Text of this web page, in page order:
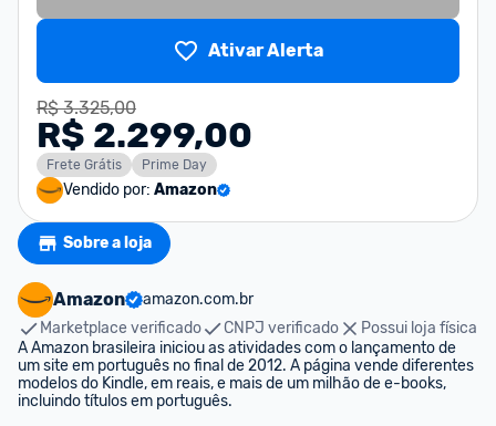
Ativar Alerta
R$ 3.325,00
R$ 2.299,00
Frete Grátis Prime Day
Vendido por: Amazon
Sobre a loja
Amazon
amazon.com.br
Marketplace verificado
CNPJ verificado
Possui loja física
A Amazon brasileira iniciou as atividades com o lançamento de
um site em português no final de 2012. A página vende diferentes
modelos do Kindle, em reais, e mais de um milhão de e-books,
incluindo títulos em português.